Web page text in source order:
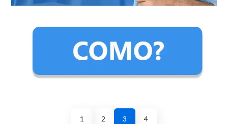
1 2 3 4